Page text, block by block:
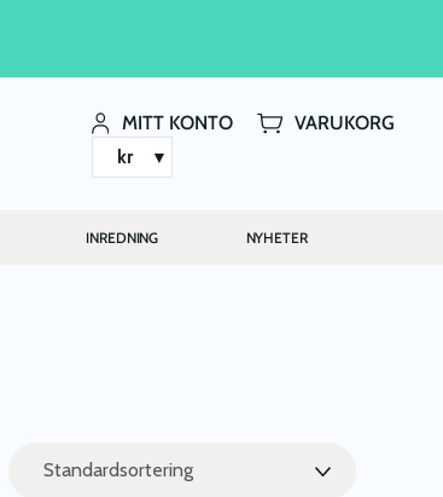
MITT KONTO
VARUKORG
kr
INREDNING NYHETER